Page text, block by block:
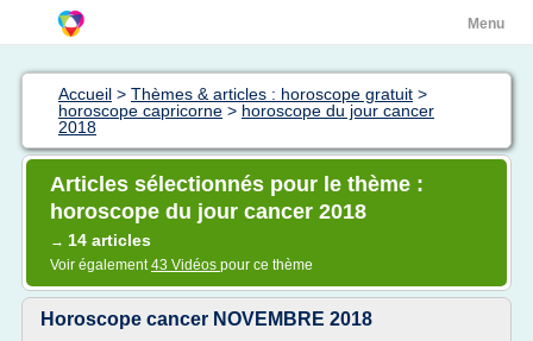
Menu
Accueil > Thèmes & articles : horoscope gratuit >
horoscope capricorne > horoscope du jour cancer
2018
Articles sélectionnés pour le thème :
horoscope du jour cancer 2018
→ 14 articles
Voir également43 Vidéos pour ce thème
Horoscope cancer NOVEMBRE 2018